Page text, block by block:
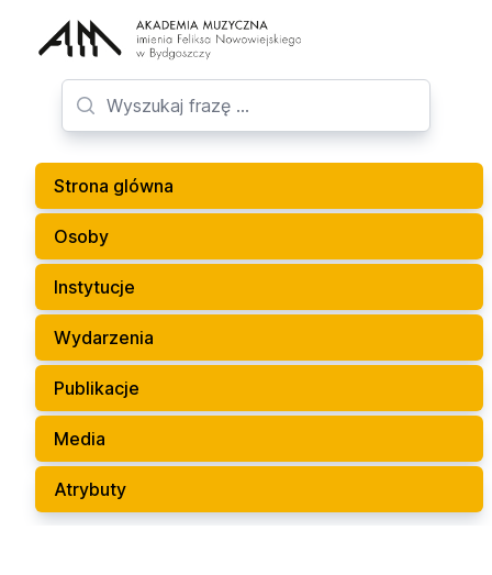
Strona glówna
Osoby
Instytucje
Wydarzenia
Publikacje
Media
Atrybuty